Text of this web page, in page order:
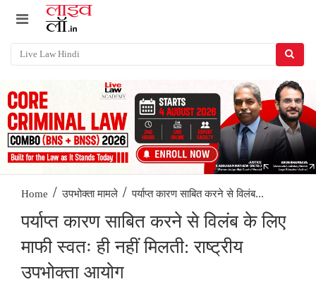
Home / उपभोक्ता मामले / पर्याप्त कारण साबित करने से विलंब...
पर्याप्त कारण साबित करने से विलंब के लिए
माफी स्वतः ही नहीं मिलती: राष्ट्रीय
उपभोक्ता आयोग